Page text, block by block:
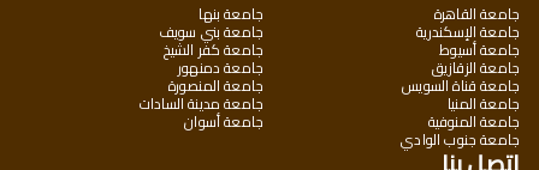
جامعة القاهرة
جامعة الإسكندرية
جامعة أسيوط
جامعة الزقازيق
جامعة قناة السويس
جامعة المنيا
جامعة المنوفية
جامعة جنوب الوادي
جامعة بنها
جامعة بني سويف
جامعة كفر الشيخ
جامعة دمنهور
جامعة المنصورة
جامعة مدينة السادات
جامعة أسوان